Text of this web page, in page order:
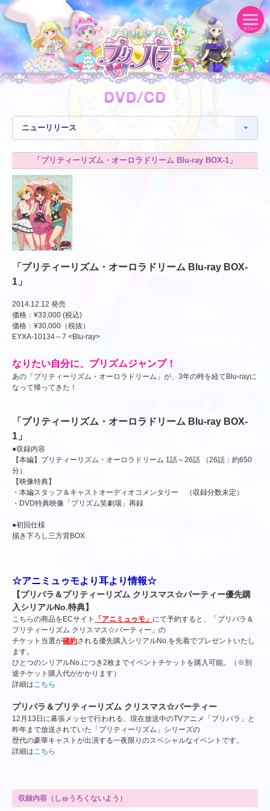
「プリティーリズム・オーロラドリーム Blu-ray BOX-1」
「プリティーリズム・オーロラドリーム Blu-ray BOX-
1」
2014.12.12 発売
価格：¥33,000 (税込)
価格：¥30,000（税抜）
EYXA-10134～7 <Blu-ray>
なりたい自分に、プリズムジャンプ！
あの「プリティーリズム・オーロラドリーム」が、3年の時を経てBlu-rayに
なって帰ってきた！
「プリティーリズム・オーロラドリーム Blu-ray BOX-
1」
●収録内容
【本編】プリティーリズム・オーロラドリーム 1話～26話 （26話：約650
分）
【映像特典】
・本編スタッフ＆キャストオーディオコメンタリー （収録分数未定）
・DVD特典映像「プリズム笑劇場」再録
●初回仕様
描き下ろし三方背BOX
☆アニミュゥモより耳より情報☆
【プリパラ＆プリティーリズム クリスマス☆パーティー優先購
入シリアルNo.特典】
こちらの商品をECサイト 「アニミュゥモ」 にて予約すると、「プリパラ＆
プリティーリズム クリスマス☆パーティー」の
チケット当選が確約される優先購入シリアルNo.を先着でプレゼントいたし
ます。
ひとつのシリアルNo.につき2枚までイベントチケットを購入可能。（※別
途チケット購入代がかかります）
詳細はこちら
プリパラ＆プリティーリズム クリスマス☆パーティー
12月13日に幕張メッセで行われる、現在放送中のTVアニメ「プリパラ」と
昨年まで放送されていた「プリティーリズム」シリーズの
歴代の豪華キャストが出演する一夜限りのスペシャルなイベントです。
詳細はこちら
収録内容（しゅうろくないよう）